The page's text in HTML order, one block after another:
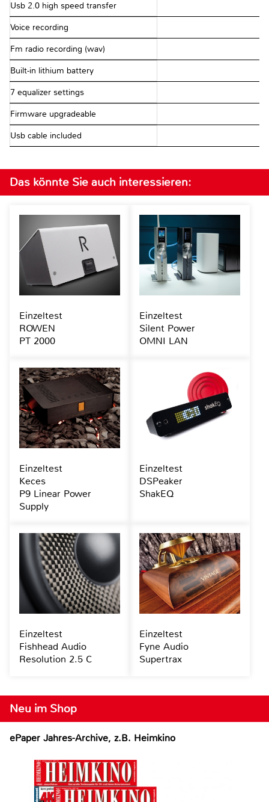
Usb 2.0 high speed transfer
Voice recording
Fm radio recording (wav)
Built-in lithium battery
7 equalizer settings
Firmware upgradeable
Usb cable included
Neu im Shop
ePaper Jahres-Archive, z.B. Heimkino
Das könnte Sie auch interessieren:
Einzeltest
ROWEN
PT 2000
Einzeltest
Silent Power
OMNI LAN
Einzeltest
Keces
P9 Linear Power
Supply
Einzeltest
DSPeaker
ShakEQ
Einzeltest
Fishhead Audio
Resolution 2.5 C
Einzeltest
Fyne Audio
Supertrax